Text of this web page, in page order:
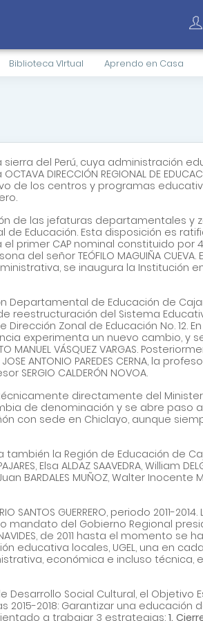
Biblioteca VIrtual Aprendo en Casa
del Perú, cuya administración
DIRECCIÓN REGIONAL DE
de los centros y programas
de las jefaturas departamentales y
de Educación. Esta disposición es
primer CAP nominal constituido por
señor TEÓFILO MAGUIÑA CUEVA.
se inaugura la Institución
Departamental de Educación de
de reestructuración del Sistema
Zonal de Educación No. 12.
experimenta un nuevo cambio, y
VÁSQUEZ VARGAS.
ANTONIO PAREDES CERNA, la
SERGIO CALDERÓN NOVOA.
directamente del
de denominación y se abre paso
con sede en Chiclayo, aunque
la Región de Educación de
Elsa ALDAZ SAAVEDRA, William
BARDALES MUÑOZ, Walter Inocente
GUERRERO, periodo 2011-2014.
mandato del Gobierno Regional
de 2011 hasta el momento se ha
educativa locales, UGEL, una en
económica e incluso técnica,
Desarrollo Social Cultural, el Objetivo
2018: Garantizar una educación
a trabajar 3 estrategias: 1.